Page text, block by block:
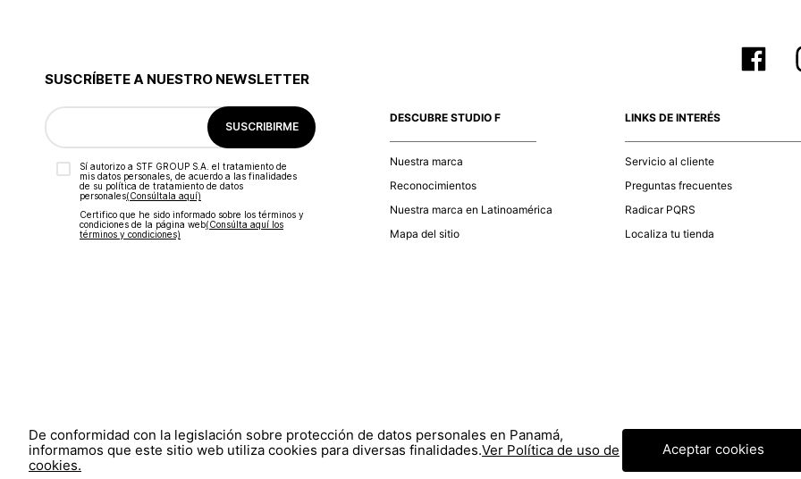
análisis
tu
SUSCRÍBETE A NUESTRO NEWSLETTER
SUSCRIBIRME
Sí autorizo a STF GROUP S.A. el tratamiento de
mis datos personales, de acuerdo a las finalidades
de su política de tratamiento de datos
personales‎(Consúltala aquí)
Certifico que he sido informado sobre los términos y
condiciones de la página web‎(Consúlta aquí los
términos y condiciones)
DESCUBRE STUDIO F
Nuestra marca
Reconocimientos
Nuestra marca en Latinoamérica
Mapa del sitio
LINKS DE INTERÉS
Servicio al cliente
Preguntas frecuentes
Radicar PQRS
Localiza tu tienda
© COPYRIGHT 2020 STF GROUP S.A. TODOS LOS DERECHOS RESERVADOS.
De conformidad con la legislación sobre protección de datos personales en Panamá,
informamos que este sitio web utiliza cookies para diversas finalidades.Ver Política de uso de
cookies.
Aceptar cookies